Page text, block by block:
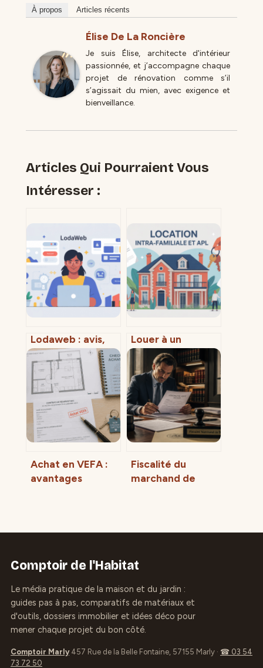
À propos Articles récents
Élise De La Roncière
Je suis Élise, architecte d'intérieur
passionnée, et j’accompagne chaque
projet de rénovation comme s’il
s’agissait du mien, avec exigence et
bienveillance.
Articles Qui Pourraient Vous
Intéresser :
Lodaweb : avis,
fonctionnement
et alternatives
pour créer votre
site
Louer à un
membre de sa
famille et apl :
règles, loyers et
risques
Achat en VEFA :
avantages
Fiscalité du
marchand de
fiscale
Comptoir de l'Habitat
Le média pratique de la maison et du jardin :
guides pas à pas, comparatifs de matériaux et
d'outils, dossiers immobilier et idées déco pour
mener chaque projet du bon côté.
Comptoir Marly 457 Rue de la Belle Fontaine, 57155 Marly · ☎ 03 54
73 72 50